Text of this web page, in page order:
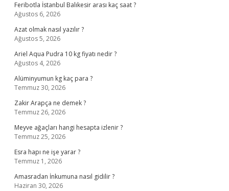
Feribotla İstanbul Balıkesir arası kaç saat ?
Ağustos 6, 2026
Azat olmak nasıl yazılır ?
Ağustos 5, 2026
Ariel Aqua Pudra 10 kg fiyatı nedir ?
Ağustos 4, 2026
Alüminyumun kg kaç para ?
Temmuz 30, 2026
Zakir Arapça ne demek ?
Temmuz 26, 2026
Meyve ağaçları hangi hesapta izlenir ?
Temmuz 25, 2026
Esra hapı ne işe yarar ?
Temmuz 1, 2026
Amasradan İnkumuna nasıl gidilir ?
Haziran 30, 2026